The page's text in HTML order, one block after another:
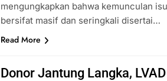
mengungkapkan bahwa kemunculan
bersifat masif dan seringkali disertai…
Read More
Donor Jantung Langka,